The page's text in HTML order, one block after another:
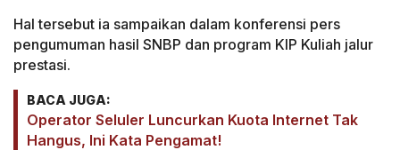
Hal tersebut ia sampaikan dalam konferensi pers
pengumuman hasil SNBP dan program KIP Kuliah jalur
prestasi.
BACA JUGA:
Operator Seluler Luncurkan Kuota Internet Tak
Hangus, Ini Kata Pengamat!